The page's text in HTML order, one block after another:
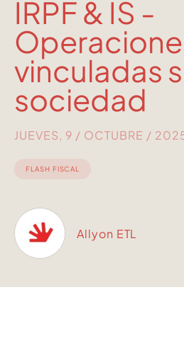
IRPF & IS -
vinculadas
sociedad
JUEVES, 9 / OCTUBRE /
FLASH FISCAL
Allyon ETL